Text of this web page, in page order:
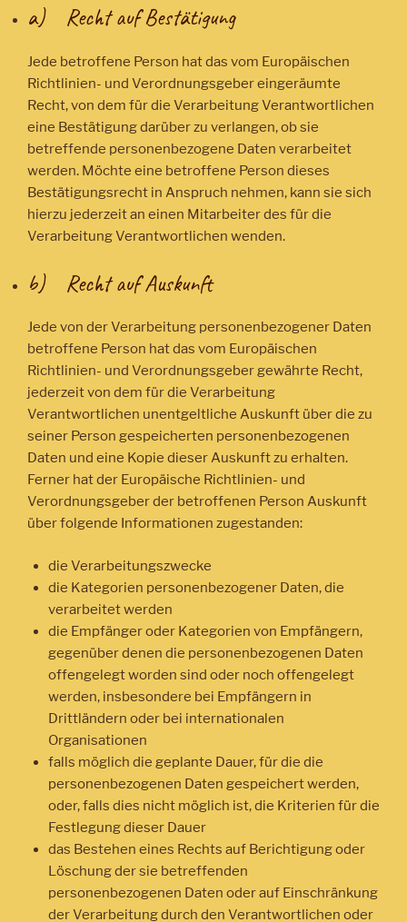
a) Recht auf Bestätigung
Jede betroffene Person hat das vom Europäischen
Richtlinien- und Verordnungsgeber eingeräumte
Recht, von dem für die Verarbeitung Verantwortlichen
eine Bestätigung darüber zu verlangen, ob sie
betreffende personenbezogene Daten verarbeitet
werden. Möchte eine betroffene Person dieses
Bestätigungsrecht in Anspruch nehmen, kann sie sich
hierzu jederzeit an einen Mitarbeiter des für die
Verarbeitung Verantwortlichen wenden.
b) Recht auf Auskunft
Jede von der Verarbeitung personenbezogener Daten
betroffene Person hat das vom Europäischen
Richtlinien- und Verordnungsgeber gewährte Recht,
jederzeit von dem für die Verarbeitung
Verantwortlichen unentgeltliche Auskunft über die zu
seiner Person gespeicherten personenbezogenen
Daten und eine Kopie dieser Auskunft zu erhalten.
Ferner hat der Europäische Richtlinien- und
Verordnungsgeber der betroffenen Person Auskunft
über folgende Informationen zugestanden:
die Verarbeitungszwecke
die Kategorien personenbezogener Daten, die
verarbeitet werden
die Empfänger oder Kategorien von Empfängern,
gegenüber denen die personenbezogenen Daten
offengelegt worden sind oder noch offengelegt
werden, insbesondere bei Empfängern in
Drittländern oder bei internationalen
Organisationen
falls möglich die geplante Dauer, für die die
personenbezogenen Daten gespeichert werden,
oder, falls dies nicht möglich ist, die Kriterien für die
Festlegung dieser Dauer
das Bestehen eines Rechts auf Berichtigung oder
Löschung der sie betreffenden
personenbezogenen Daten oder auf Einschränkung
der Verarbeitung durch den Verantwortlichen oder